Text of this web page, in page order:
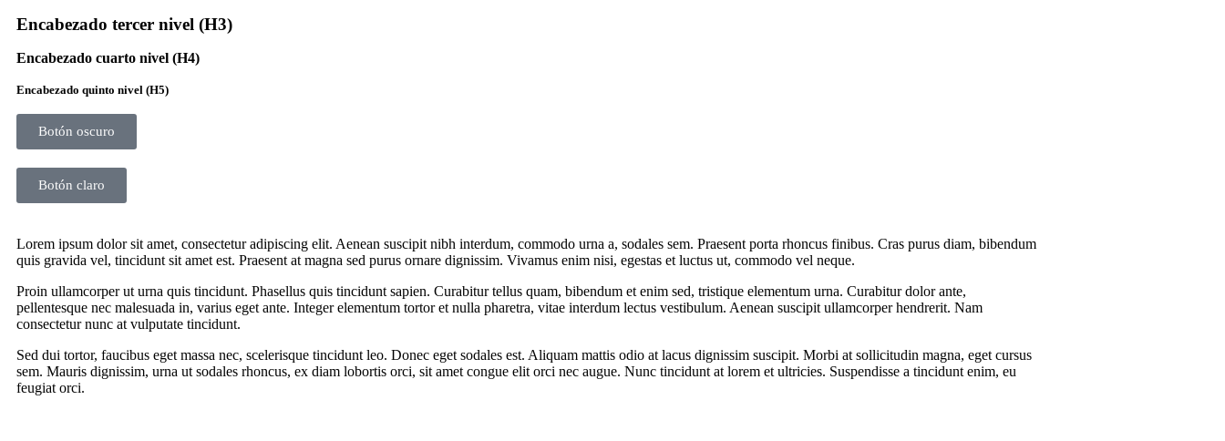
Encabezado tercer nivel (H3)
Encabezado cuarto nivel (H4)
Encabezado quinto nivel (H5)
Botón oscuro
Botón claro
Lorem ipsum dolor sit amet, consectetur adipiscing elit. Aenean suscipit nibh interdum, commodo urna a, sodales sem. Praesent porta rhoncus finibus. Cras purus diam, bibendum
quis gravida vel, tincidunt sit amet est. Praesent at magna sed purus ornare dignissim. Vivamus enim nisi, egestas et luctus ut, commodo vel neque.
Proin ullamcorper ut urna quis tincidunt. Phasellus quis tincidunt sapien. Curabitur tellus quam, bibendum et enim sed, tristique elementum urna. Curabitur dolor ante,
pellentesque nec malesuada in, varius eget ante. Integer elementum tortor et nulla pharetra, vitae interdum lectus vestibulum. Aenean suscipit ullamcorper hendrerit. Nam
consectetur nunc at vulputate tincidunt.
Sed dui tortor, faucibus eget massa nec, scelerisque tincidunt leo. Donec eget sodales est. Aliquam mattis odio at lacus dignissim suscipit. Morbi at sollicitudin magna, eget cursus
sem. Mauris dignissim, urna ut sodales rhoncus, ex diam lobortis orci, sit amet congue elit orci nec augue. Nunc tincidunt at lorem et ultricies. Suspendisse a tincidunt enim, eu
feugiat orci.